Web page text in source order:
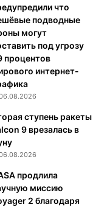
что
подводные
могут
под угрозу
процентов
интернет-
ступень ракеты
9 врезалась в
продлила
миссию
2 благодаря